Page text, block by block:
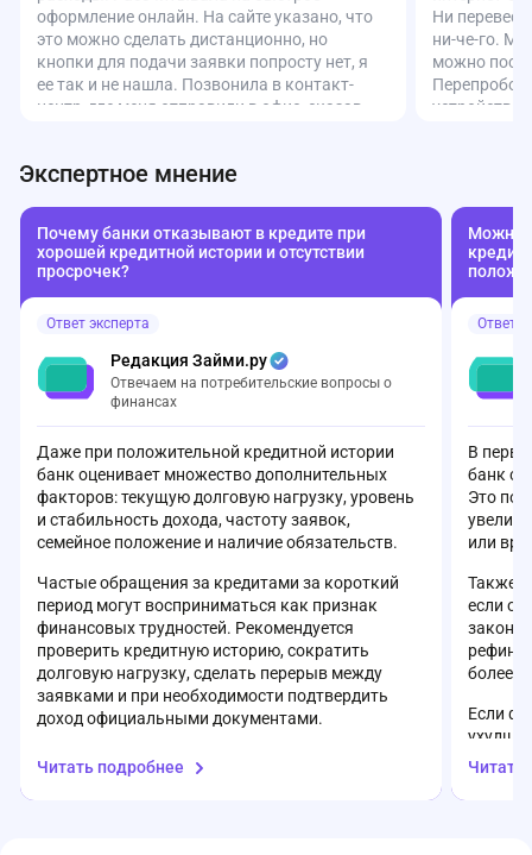
оформление онлайн. На сайте указано, что
это можно сделать дистанционно, но
кнопки для подачи заявки попросту нет, я
ее так и не нашла. Позвонила в контакт-
центр, где меня отправили в офис, сказав,
вроде бы что-то записал, пообещал
курсе, что такой продукт вообще
существует. Позвали кого-то и тут
выясняется, что без кода с сайта (где нет
что банк не может определить мой доход по
отчислениям в ПФР. Впечатление, что в
банке творится полнейший бардак. Как
вообще можно оформлять кредит в таком
«сервисе»?
Ни
ни-че-го.
можно
мобильное
совсем не
своими
она
функции?
такого не
Очень
Экспертное мнение
Почему банки отказывают в кредите при
хорошей кредитной истории и отсутствии
просрочек?
Ответ эксперта
Редакция Займи.ру
Отвечаем на потребительские вопросы о
финансах
Даже при положительной кредитной истории
банк оценивает множество дополнительных
факторов: текущую долговую нагрузку, уровень
и стабильность дохода, частоту заявок,
семейное положение и наличие обязательств.
Частые обращения за кредитами за короткий
период могут восприниматься как признак
финансовых трудностей. Рекомендуется
проверить кредитную историю, сократить
долговую нагрузку, сделать перерыв между
заявками и при необходимости подтвердить
доход официальными документами.
Читать подробнее
Можно
Ответ
В
банк с
Это
или
Также
если
более
Если
Читать